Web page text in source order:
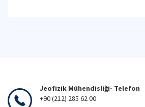
Jeofizik Mühendisliği- Telefon
+90 (212) 285 62 00